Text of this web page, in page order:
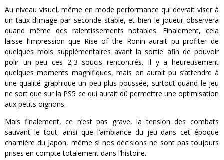
Au niveau visuel, même en mode performance qui devrait viser à
un taux d’image par seconde stable, et bien le joueur observera
quand même des ralentissements notables. Finalement, cela
laisse l’impression que Rise of the Ronin aurait pu profiter de
quelques mois supplémentaires avant la sortie afin de pouvoir
polir un peu ces 2-3 soucis rencontrés. Il y a heureusement
quelques moments magnifiques, mais on aurait pu s’attendre à
une qualité graphique un peu plus poussée, surtout quand le jeu
ne sort que sur la PS5 ce qui aurait dû permettre une optimisation
aux petits oignons.
Mais finalement, ce n’est pas grave, la tension des combats
sauvant le tout, ainsi que l’ambiance du jeu dans cet époque
charnière du Japon, même si nos décisions ne sont pas toujours
prises en compte totalement dans l’histoire.